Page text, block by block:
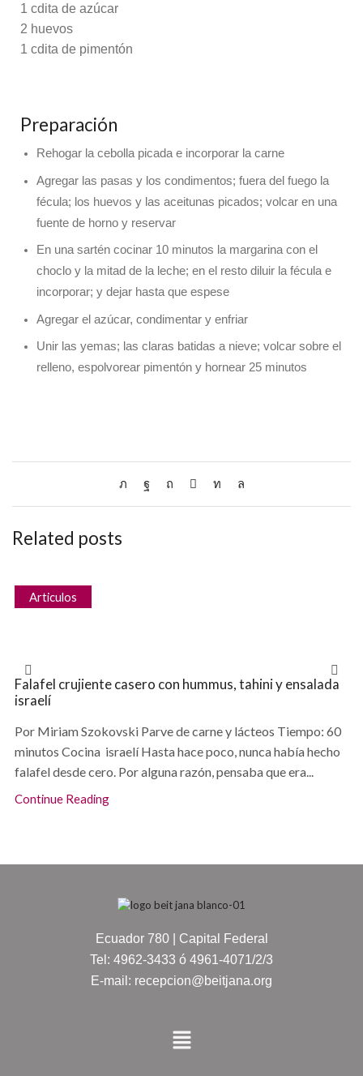
1 cdita de azúcar
2 huevos
1 cdita de pimentón
Preparación
Rehogar la cebolla picada e incorporar la carne
Agregar las pasas y los condimentos; fuera del fuego la
fécula; los huevos y las aceitunas picados; volcar en una
fuente de horno y reservar
En una sartén cocinar 10 minutos la margarina con el
choclo y la mitad de la leche; en el resto diluir la fécula e
incorporar; y dejar hasta que espese
Agregar el azúcar, condimentar y enfriar
Unir las yemas; las claras batidas a nieve; volcar sobre el
relleno, espolvorear pimentón y hornear 25 minutos
Related posts
Articulos
Falafel crujiente casero con hummus, tahini y ensalada
israelí
Por Miriam Szokovski Parve de carne y lácteos Tiempo: 60
minutos Cocina israelí Hasta hace poco, nunca había hecho
falafel desde cero. Por alguna razón, pensaba que era...
Continue Reading
Ecuador 780 | Capital Federal
Tel: 4962-3433 ó 4961-4071/2/3
E-mail: recepcion@beitjana.org